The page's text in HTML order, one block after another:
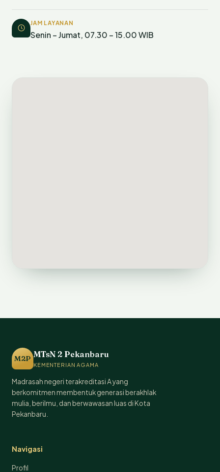
JAM LAYANAN
Senin – Jumat, 07.30 – 15.00 WIB
M2P MTsN 2 Pekanbaru
KEMENTERIAN AGAMA
Madrasah negeri terakreditasi A yang
berkomitmen membentuk generasi berakhlak
mulia, berilmu, dan berwawasan luas di Kota
Pekanbaru.
Navigasi
Profil